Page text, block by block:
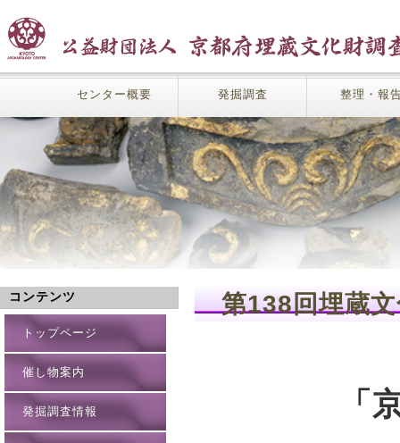
センター概要 発掘調査 整理・報
第138回埋
コンテンツ
トップページ
催し物案内
発掘調査情報